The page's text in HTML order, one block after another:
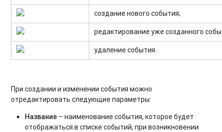
создание нового события;
редактирование уже созданного
удаление события.
При создании и изменении события можно
отредактировать следующие параметры:
Название – наименование события, которое будет
отображаться в списке событий, при возникновении